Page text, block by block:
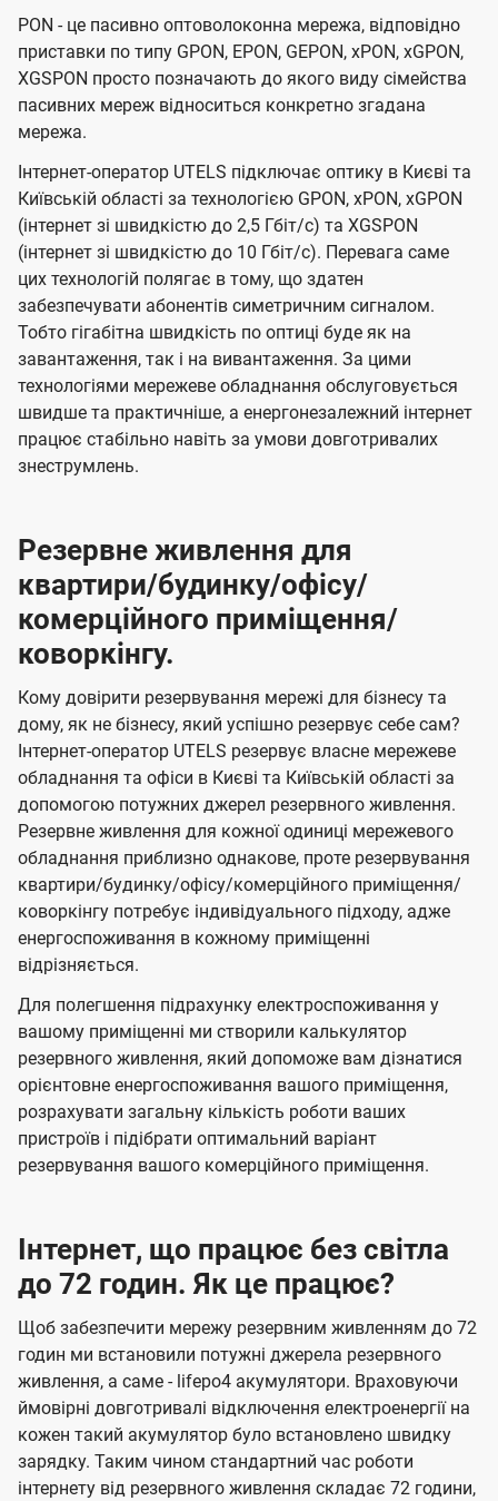
PON - це пасивно оптоволоконна мережа, відповідно
приставки по типу GPON, EPON, GEPON, xPON, xGPON,
XGSPON просто позначають до якого виду сімейства
пасивних мереж відноситься конкретно згадана
мережа.
Інтернет-оператор UTELS підключає оптику в Києві та
Київській області за технологією GPON, xPON, xGPON
(інтернет зі швидкістю до 2,5 Гбіт/с) та XGSPON
(інтернет зі швидкістю до 10 Гбіт/с). Перевага саме
цих технологій полягає в тому, що здатен
забезпечувати абонентів симетричним сигналом.
Тобто гігабітна швидкість по оптиці буде як на
завантаження, так і на вивантаження. За цими
технологіями мережеве обладнання обслуговується
швидше та практичніше, а енергонезалежний інтернет
працює стабільно навіть за умови довготривалих
знеструмлень.
Резервне живлення для
квартири/будинку/офісу/
комерційного приміщення/
коворкінгу.
Кому довірити резервування мережі для бізнесу та
дому, як не бізнесу, який успішно резервує себе сам?
Інтернет-оператор UTELS резервує власне мережеве
обладнання та офіси в Києві та Київській області за
допомогою потужних джерел резервного живлення.
Резервне живлення для кожної одиниці мережевого
обладнання приблизно однакове, проте резервування
квартири/будинку/офісу/комерційного приміщення/
коворкінгу потребує індивідуального підходу, адже
енергоспоживання в кожному приміщенні
відрізняється.
Для полегшення підрахунку електроспоживання у
вашому приміщенні ми створили калькулятор
резервного живлення, який допоможе вам дізнатися
орієнтовне енергоспоживання вашого приміщення,
розрахувати загальну кількість роботи ваших
пристроїв і підібрати оптимальний варіант
резервування вашого комерційного приміщення.
Інтернет, що працює без світла
до 72 годин. Як це працює?
Щоб забезпечити мережу резервним живленням до 72
годин ми встановили потужні джерела резервного
живлення, а саме - lifepo4 акумулятори. Враховуючи
ймовірні довготривалі відключення електроенергії на
кожен такий акумулятор було встановлено швидку
зарядку. Таким чином стандартний час роботи
інтернету від резервного живлення складає 72 години,